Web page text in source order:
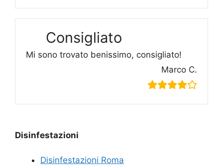
Consigliato
Mi sono trovato benissimo, consigliato!
Marco C.
Disinfestazioni
Disinfestazioni Roma